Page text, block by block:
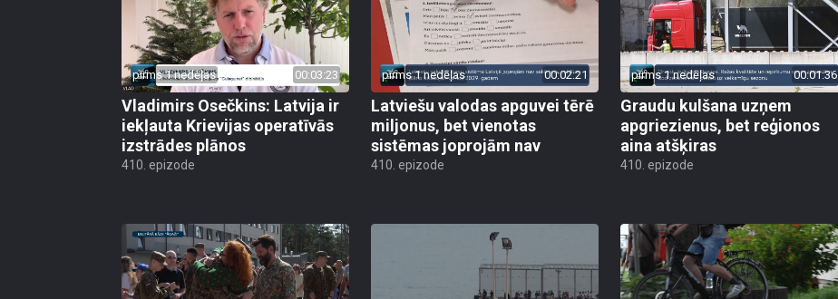
pirms 1 nedēļas 00:03:23
Vladimirs Osečkins: Latvija ir
iekļauta Krievijas operatīvās
izstrādes plānos
410. epizode
pirms 1 nedēļas 00:02:21
Latviešu valodas apguvei tērē
miljonus, bet vienotas
sistēmas joprojām nav
410. epizode
pirms 1 nedēļas 00:01:36
Graudu kulšana uzņem
apgriezienus, bet reģionos
aina atšķiras
410. epizode